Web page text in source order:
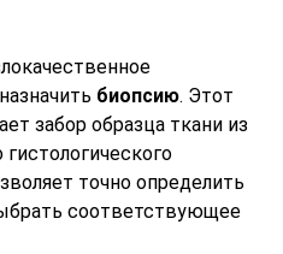
биопсию. Этот
забор образца ткани из
точно определить
соответствующее